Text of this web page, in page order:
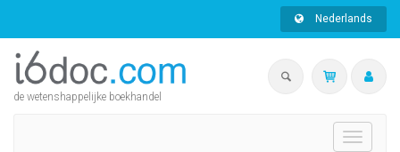
Nederlands
de wetenshappelijke boekhandel
Toggle